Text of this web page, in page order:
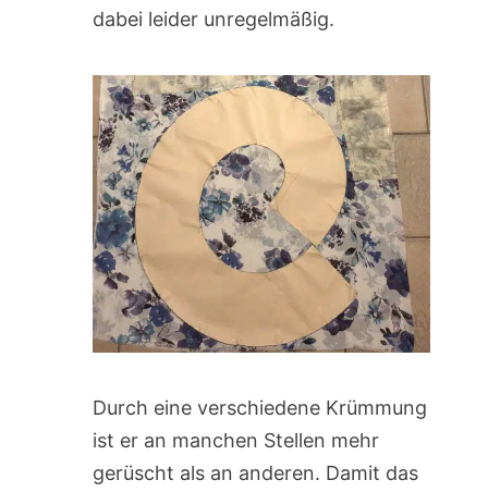
dabei leider unregelmäßig.
Durch eine verschiedene Krümmung
ist er an manchen Stellen mehr
gerüscht als an anderen. Damit das